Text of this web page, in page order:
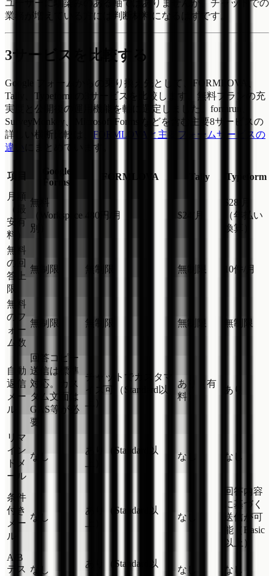
ユーザーに馴染みのある軸ではありませんが、チャットでの
業務が増えている方には判断材料になるはずです。
3サービスを比較する
Google フォームからの乗り換え先として、FORMLOVA、
Tally、Typeform の3サービスを比較します。無料プランの充
実度と公開後の運用機能を軸に選定しました。formrun、
SurveyMonkey、Microsoft Forms などを含む主要8サービスの
詳しい横断比較は、 FORMLOVAと主要フォームサービスの
違い
にまとめています。
項目
Google
Forms
FORMLOVA Tally
Typeform
月額
（最
安有
料）
無料
（Workspace
別）
480円/月 $24/月
$28/月
（年払い
換算）
無料
の回
答上
限
無制限 無制限 無制限 10件/月
無料
のフ
ォー
ム数
無制限 無制限 無制限 無制限
自動
返信
メー
ル
回答コピー
送信は標準
対応。カス
タム文面は
GAS等が必
要
チャットでカスタマ
イズ可（Standard以
あり（有
料）
あり
リマ
イン
ドメ
ール
なし
あり（Standard以
なし なし
条件
付き
メー
ル
なし
あり（Standard以
なし
回答内容
に基づく
送信が可
能（Basic
以上）
A/B
テス なし
あり（Standard以
なし なし